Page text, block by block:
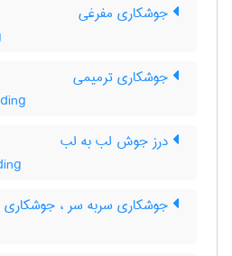
جوشکاری مفرغی
جوشکاری ترمیمی
درز جوش لب به لب
جوشکاری سربه سر ،